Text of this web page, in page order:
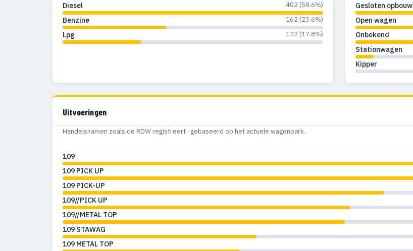
Diesel 402 (58.6%)
Benzine 162 (23.6%)
Lpg 122 (17.8%)
Gesloten opbouw
Open wagen
Onbekend
Stationwagen
Kipper
Uitvoeringen
Handelsnamen zoals de RDW registreert · gebaseerd op het actuele wagenpark.
109
109 PICK UP
109 PICK-UP
109//PICK UP
109//METAL TOP
109 STAWAG
109 METAL TOP